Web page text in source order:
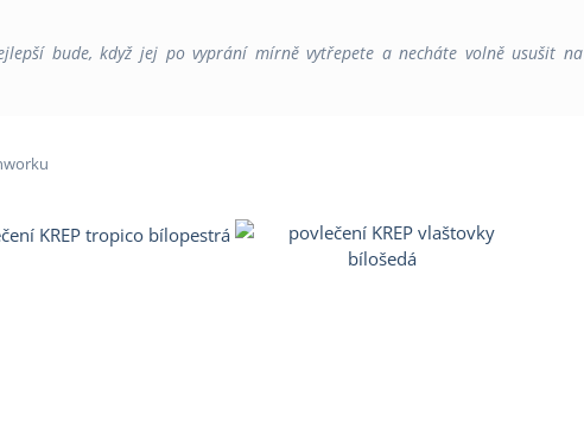
bude, když jej po vyprání mírně vytřepete a necháte volně usušit na